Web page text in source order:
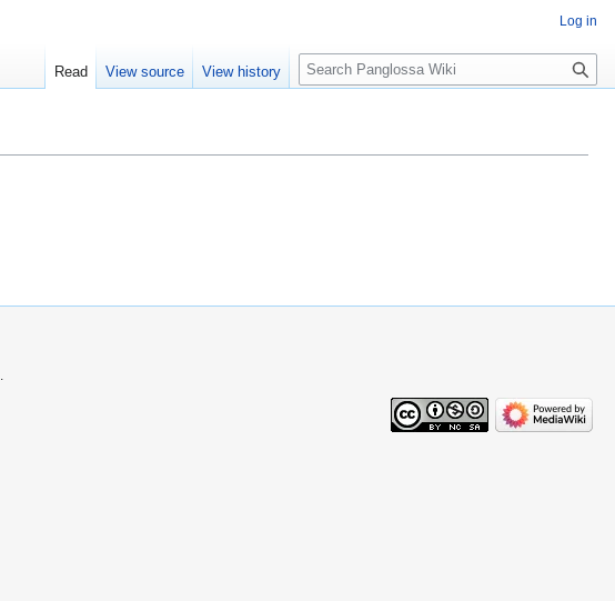
Log in
Read View source View history
Search